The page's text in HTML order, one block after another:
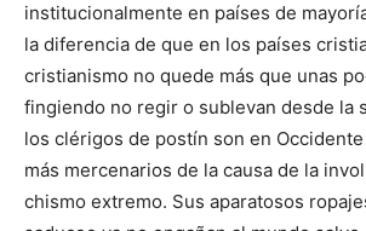
institucionalmente en paí­ses de
la diferencia de que en los países
cristianismo no quede más que unas
fingiendo no regir o sublevan desde la
los clérigos de postín son en
más mer­ce­narios de la causa de la
chismo extremo. Sus apara­tosos